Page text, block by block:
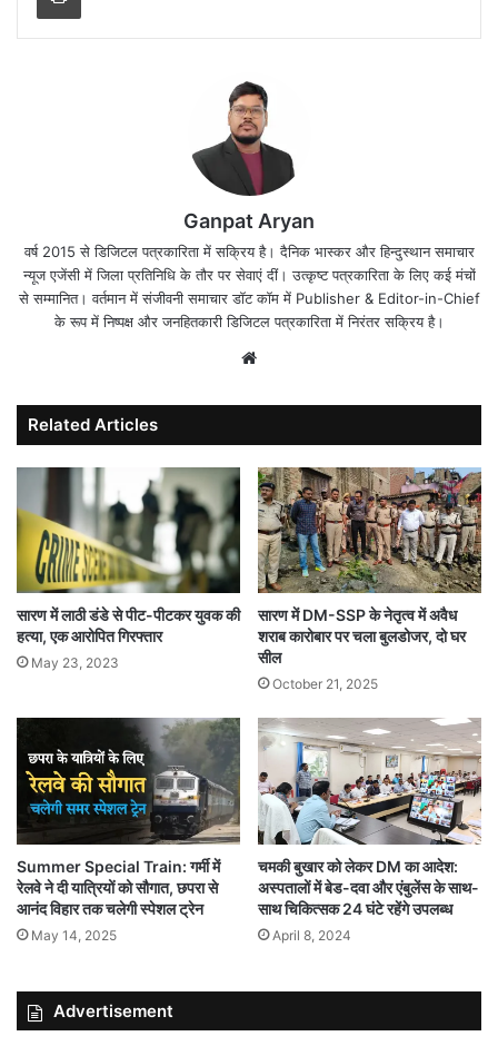
Ganpat Aryan
वर्ष 2015 से डिजिटल पत्रकारिता में सक्रिय है। दैनिक भास्कर और हिन्दुस्थान समाचार
न्यूज एजेंसी में जिला प्रतिनिधि के तौर पर सेवाएं दीं। उत्कृष्ट पत्रकारिता के लिए कई मंचों
से सम्मानित। वर्तमान में संजीवनी समाचार डॉट कॉम में Publisher & Editor-in-Chief
के रूप में निष्पक्ष और जनहितकारी डिजिटल पत्रकारिता में निरंतर सक्रिय है।
Related Articles
सारण में लाठी डंडे से पीट-पीटकर युवक की
हत्या, एक आरोपित गिरफ्तार
May 23, 2023
सारण में DM-SSP के नेतृत्व में अवैध
शराब कारोबार पर चला बुलडोजर, दो घर
सील
October 21, 2025
Summer Special Train: गर्मी में
रेलवे ने दी यात्रियों को सौगात, छपरा से
आनंद विहार तक चलेगी स्पेशल ट्रेन
May 14, 2025
चमकी बुखार को लेकर DM का आदेश:
अस्पतालों में बेड-दवा और एंबुलेंस के साथ-
साथ चिकित्सक 24 घंटे रहेंगे उपलब्ध
April 8, 2024
Advertisement